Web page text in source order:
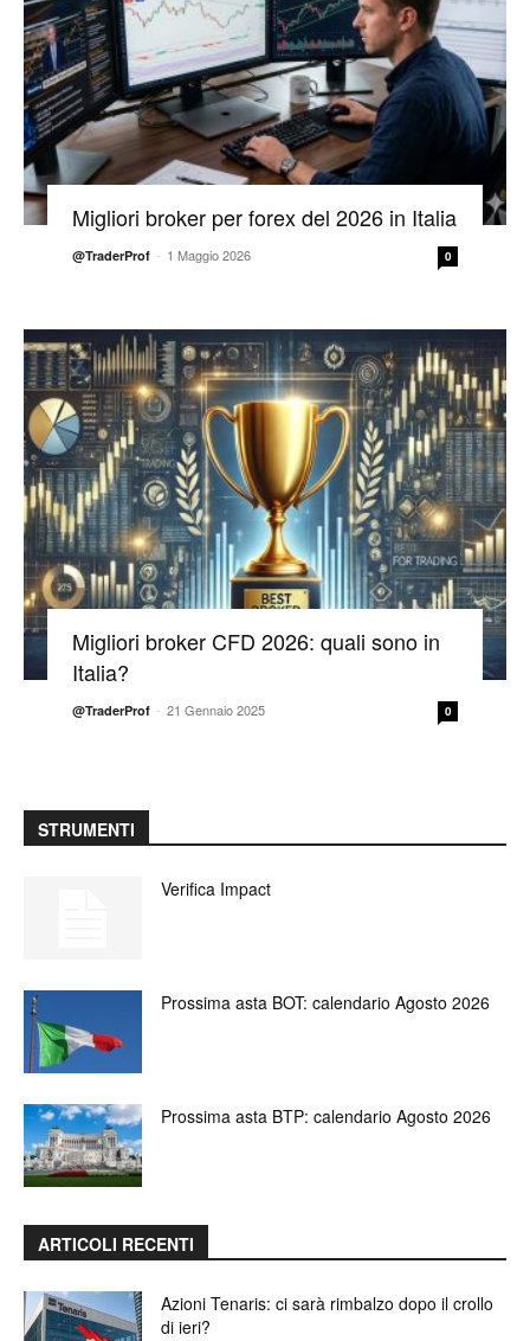
Migliori broker per forex del 2026 in Italia
@TraderProf - 1 Maggio 2026 0
Migliori broker CFD 2026: quali sono in
Italia?
@TraderProf - 21 Gennaio 2025 0
STRUMENTI
Verifica Impact
Prossima asta BOT: calendario Agosto 2026
Prossima asta BTP: calendario Agosto 2026
ARTICOLI RECENTI
Azioni Tenaris: ci sarà rimbalzo dopo il crollo
di ieri?